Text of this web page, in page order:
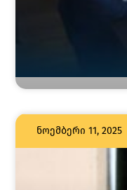
ნოემბერი 11, 2025